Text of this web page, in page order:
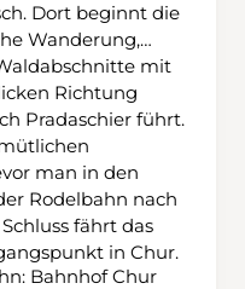
Dort beginnt die
Wanderung,
mit
Richtung
Pradaschier führt.
man in den
Rodelbahn nach
fährt das
in Chur.
Bahnhof Chur